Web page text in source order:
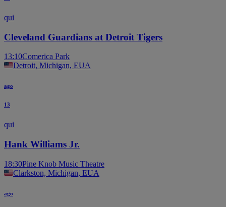
qui
Cleveland Guardians at Detroit Tigers
13:10Comerica Park
Detroit, Michigan, EUA
ago
13
qui
Hank Williams Jr.
18:30Pine Knob Music Theatre
Clarkston, Michigan, EUA
ago